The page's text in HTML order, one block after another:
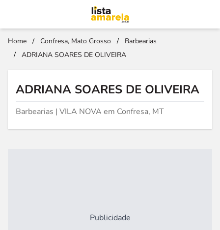
Home / Confresa, Mato Grosso /
Barbearias
/
ADRIANA SOARES DE OLIVEIRA
ADRIANA SOARES DE OLIVEIRA
Barbearias | VILA NOVA em Confresa, MT
Publicidade